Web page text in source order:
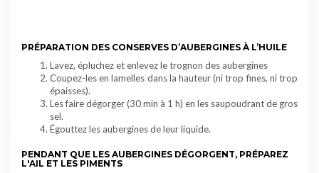
PRÉPARATION DES CONSERVES D’AUBERGINES À L’HUILE
Lavez, épluchez et enlevez le trognon des aubergines
Coupez-les en lamelles dans la hauteur (ni trop fines, ni trop
épaisses).
Les faire dégorger (30 min à 1 h) en les saupoudrant de gros
sel.
Égouttez les aubergines de leur liquide.
PENDANT QUE LES AUBERGINES DÉGORGENT, PRÉPAREZ
L'AIL ET LES PIMENTS